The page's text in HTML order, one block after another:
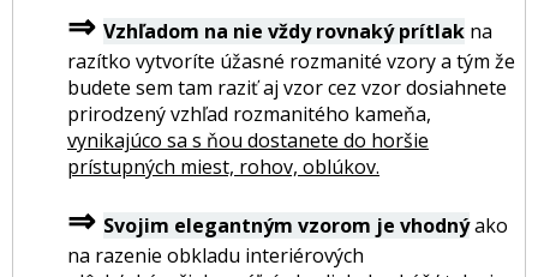
⇒ Vzhľadom na nie vždy rovnaký prítlak na
razítko vytvoríte úžasné rozmanité vzory a tým že
budete sem tam raziť aj vzor cez vzor dosiahnete
prirodzený vzhľad rozmanitého kameňa,
vynikajúco sa s ňou dostanete do horšie
prístupných miest, rohov, oblúkov.
⇒ Svojim elegantným vzorom je vhodnýako
na razenie obkladu interiérových